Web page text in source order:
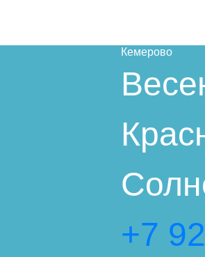
Кемерово
+7